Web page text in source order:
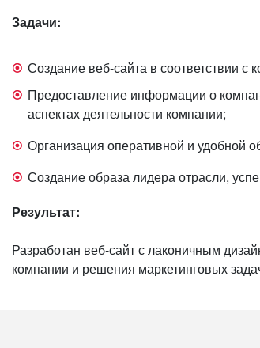
Задачи:
Создание веб-сайта в соответствии
Предоставление информации о
аспектах деятельности компании;
Организация оперативной и удобной
Создание образа лидера отрасли,
Результат:
Разработан веб-сайт с лаконичным
компании и решения маркетинговых